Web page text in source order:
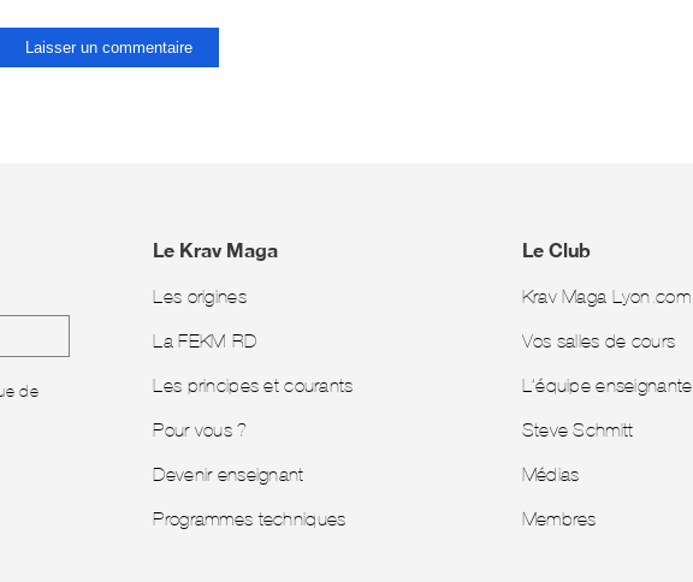
de
Le Krav Maga
Les origines
La FEKM-RD
Les principes et courants
Pour vous ?
Devenir enseignant
Programmes techniques
Le Club
Krav Maga Lyon.com
Vos salles de cours
L’équipe enseignante
Steve Schmitt
Médias
Membres